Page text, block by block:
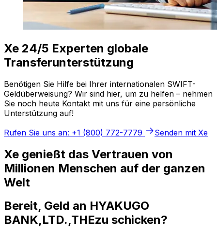
Xe 24/5 Experten globale
Transferunterstützung
Benötigen Sie Hilfe bei Ihrer internationalen SWIFT-
Geldüberweisung? Wir sind hier, um zu helfen – nehmen
Sie noch heute Kontakt mit uns für eine persönliche
Unterstützung auf!
Rufen Sie uns an: +1 (800) 772-7779
Senden mit Xe
Xe genießt das Vertrauen von
Millionen Menschen auf der ganzen
Welt
Bereit, Geld an HYAKUGO
BANK,LTD.,THEzu schicken?